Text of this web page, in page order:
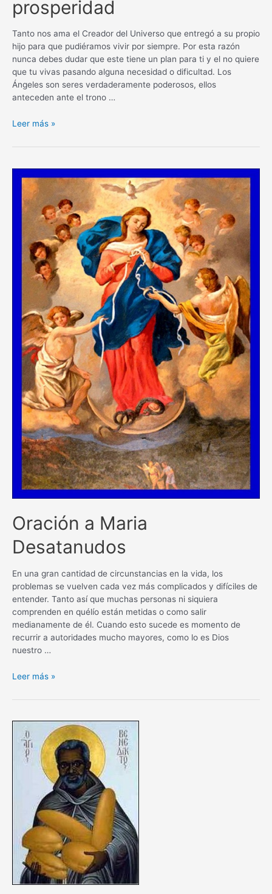
prosperidad
Tanto nos ama el Creador del Universo que entregó a su propio
hijo para que pudiéramos vivir por siempre. Por esta razón
nunca debes dudar que este tiene un plan para ti y el no quiere
que tu vivas pasando alguna necesidad o dificultad. Los
Ángeles son seres verdaderamente poderosos, ellos
anteceden ante el trono …
Oración
los
de
prosperidad
Leer más »
Oración a Maria
Desatanudos
En una gran cantidad de circunstancias en la vida, los
problemas se vuelven cada vez más complicados y difíciles de
entender. Tanto así que muchas personas ni siquiera
comprenden en quélío están metidas o como salir
medianamente de él. Cuando esto sucede es momento de
recurrir a autoridades mucho mayores, como lo es Dios
nuestro …
Oración
Maria
Leer más »